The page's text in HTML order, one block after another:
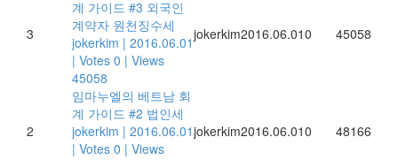
3
계 가이드 #3 외국인
계약자 원천징수세
jokerkim | 2016.06.01
| Votes 0 | Views
45058
jokerkim2016.06.010 45058
2
임마누엘의 베트남 회
계 가이드 #2 법인세
jokerkim | 2016.06.01
| Votes 0 | Views
jokerkim2016.06.010 48166